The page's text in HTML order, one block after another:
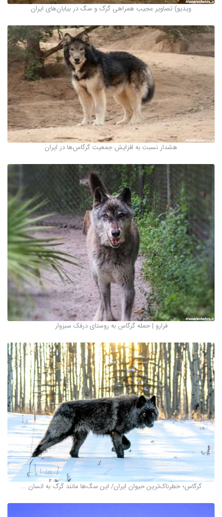
ویدیو) تصاویر عجیب همراهی گرگ و سگ در بیابان‌های ایران
هشدار نسبت به افزایش جمعیت گرگاس‌ها در ایران
فرارو | حمله گرگاس به روستای درفک سبزوار
گرگاس؛ خطرناک‌ترین حیوان ایران/ این سگ‌ها مانند گرگ به انسان ...